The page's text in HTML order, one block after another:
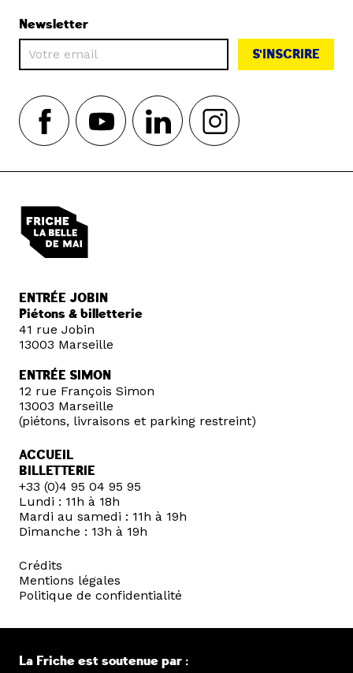
Newsletter
S'INSCRIRE
ENTRÉE JOBIN
Piétons & billetterie
41 rue Jobin
13003 Marseille
ENTRÉE SIMON
12 rue François Simon
13003 Marseille
(piétons, livraisons et parking restreint)
ACCUEIL
BILLETTERIE
+33 (0)4 95 04 95 95
Lundi : 11h à 18h
Mardi au samedi : 11h à 19h
Dimanche : 13h à 19h
Crédits
Mentions légales
Politique de confidentialité
La Friche est soutenue par :